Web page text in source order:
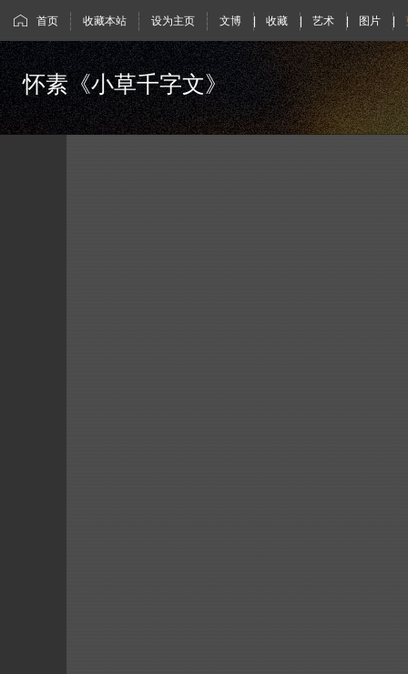
首页 收藏本站 设为主页 文博 | 收藏 | 艺术 | 图片 |
怀素《小草千字文》